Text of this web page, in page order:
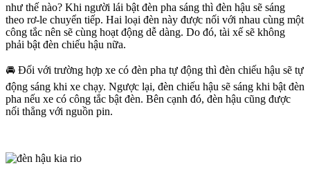
như thế nào? Khi người lái bật đèn pha sáng thì đèn hậu sẽ sáng
theo rơ-le chuyển tiếp. Hai loại đèn này được nối với nhau cùng một
công tắc nên sẽ cùng hoạt động dễ dàng. Do đó, tài xế sẽ không
phải bật đèn chiếu hậu nữa.
🚘 Đối với trường hợp xe có đèn pha tự động thì đèn chiếu hậu sẽ tự
động sáng khi xe chạy. Ngược lại, đèn chiếu hậu sẽ sáng khi bật đèn
pha nếu xe có công tắc bật đèn. Bên cạnh đó, đèn hậu cũng được
nối thẳng với nguồn pin.